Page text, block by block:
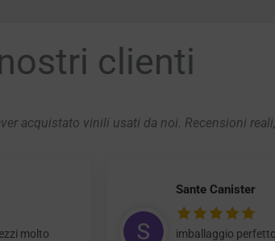
clienti
acquistato vinili usati da noi. Recensioni
molto
Sante Canister
imballaggio